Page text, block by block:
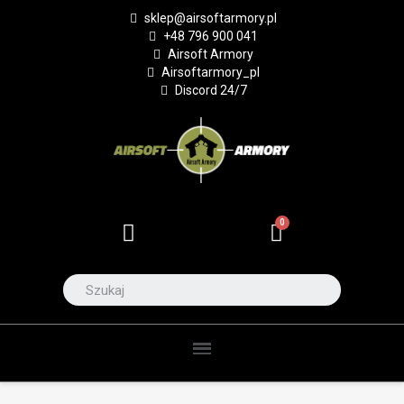
sklep@airsoftarmory.pl
+48 796 900 041
Airsoft Armory
Airsoftarmory_pl
Discord 24/7